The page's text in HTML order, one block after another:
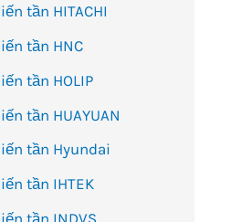
tần HITACHI
tần HNC
tần HOLIP
tần HUAYUAN
tần Hyundai
tần IHTEK
tần INDVS